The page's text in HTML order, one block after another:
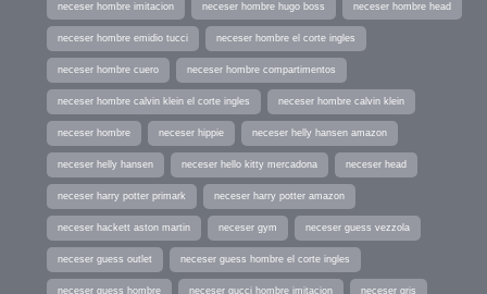
neceser hombre imitacion neceser hombre hugo boss neceser hombre head
neceser hombre emidio tucci neceser hombre el corte ingles
neceser hombre cuero neceser hombre compartimentos
neceser hombre calvin klein el corte ingles neceser hombre calvin klein
neceser hombre neceser hippie neceser helly hansen amazon
neceser helly hansen neceser hello kitty mercadona neceser head
neceser harry potter primark neceser harry potter amazon
neceser hackett aston martin neceser gym neceser guess vezzola
neceser guess outlet neceser guess hombre el corte ingles
neceser guess hombre neceser gucci hombre imitacion neceser gris